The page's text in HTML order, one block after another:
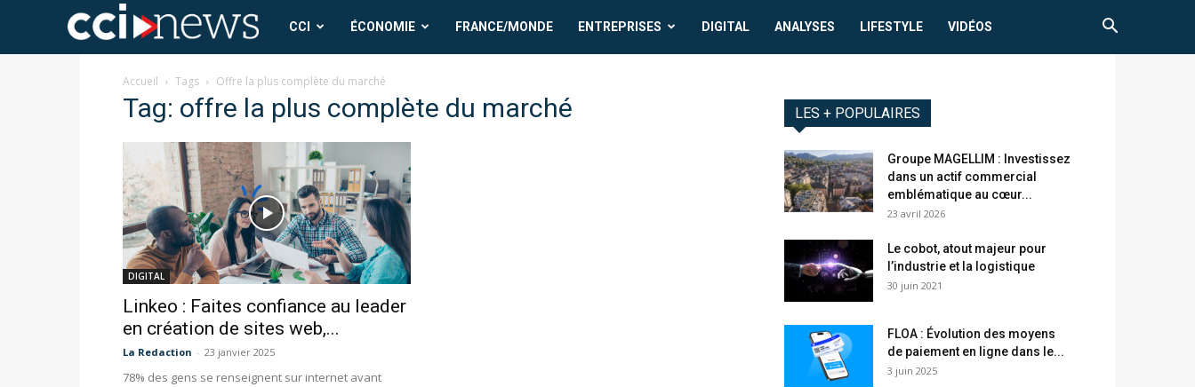
CCI
News
CCI ÉCONOMIE FRANCE/MONDE ENTREPRISES DIGITAL ANALYSES LIFESTYLE VIDÉOS
Accueil Tags Offre la plus complète du marché
Tag: offre la plus complète du marché
DIGITAL
Linkeo : Faites confiance au leader
en création de sites web,...
La Redaction - 23 janvier 2025
78% des gens se renseignent sur internet avant
LES + POPULAIRES
Groupe MAGELLIM : Investissez
dans un actif commercial
emblématique au cœur...
23 avril 2026
Le cobot, atout majeur pour
l’industrie et la logistique
30 juin 2021
FLOA : Évolution des moyens
de paiement en ligne dans le...
3 juin 2025